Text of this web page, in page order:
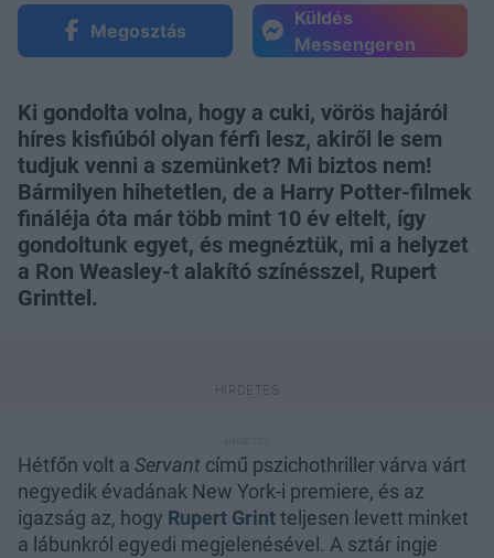
Megosztás
Küldés
Messengeren
Ki gondolta volna, hogy a cuki, vörös hajáról
híres kisfiúból olyan férfi lesz, akiről le sem
tudjuk venni a szemünket? Mi biztos nem!
Bármilyen hihetetlen, de a Harry Potter-filmek
fináléja óta már több mint 10 év eltelt, így
gondoltunk egyet, és megnéztük, mi a helyzet
a Ron Weasley-t alakító színésszel, Rupert
Grinttel.
Hétfőn volt a Servant című pszichothriller várva várt
negyedik évadának New York-i premiere, és az
igazság az, hogy Rupert Grintteljesen levett minket
a lábunkról egyedi megjelenésével. A sztár ingje